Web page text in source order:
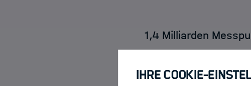
1,4 Milliarden
Petzold und seine
Ihre Cookie-